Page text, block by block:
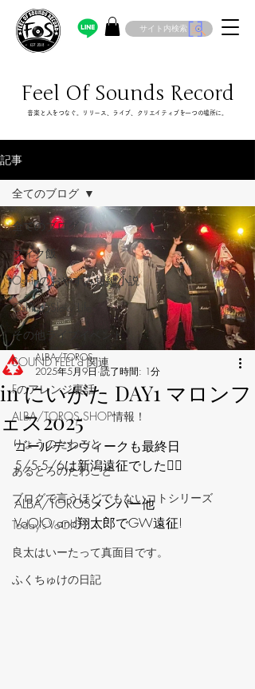
サイト内検索
Feel Of Sounds Record
​音楽と人をつなぐ。リリース、ライブ、クリエイティブを一つの場所に。
記事
全てのブログ
フィク飯
Oshinのおやすみ短編小説
OshinのSlow Life
その他ライブイベント
‪SOUND FEEL'd‬ 関連
Fのアレンジ裏話
ALBA/TOROS SHOP情報！
りょうのたわごと
あるとろのたわごと
ブログで言うほどでもないコトシリーズ
Today's VoOlO
良太はいーたって真面目です。
ふくちゅけの日記
全てのブログ
in にいがた DAY1 マロンフ
ェス2025
ALBA/TOROS
2025年5月9日 読了時間: 1分
ゴールデンウィークも最終日
5/5-5/6は新潟遠征でした🙆‍♂️
ALBA/TOROSメンバー他
VoOlO and翔太郎でGW遠征!